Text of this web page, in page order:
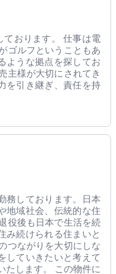
おります。 仕事は電
ゴルフということもあ
ような拠点を探してお
主様が大切にされてき
を引き継ぎ、責任を持
務しております。日本
地域社会、伝統的な住
役後も日本で生活を続
み続けられる住まいと
つながりを大切にしな
していきたいと考えて
たします。 この物件に